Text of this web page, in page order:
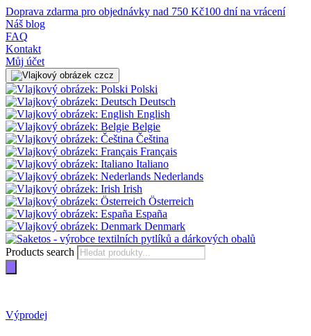
Doprava zdarma pro objednávky nad 750 Kč100 dní na vrácení
Náš blog
FAQ
Kontakt
Můj účet
cz
Polski
Deutsch
English
Belgie
Čeština
Français
Italiano
Nederlands
Irish
Österreich
España
Denmark
Products search
Výprodej